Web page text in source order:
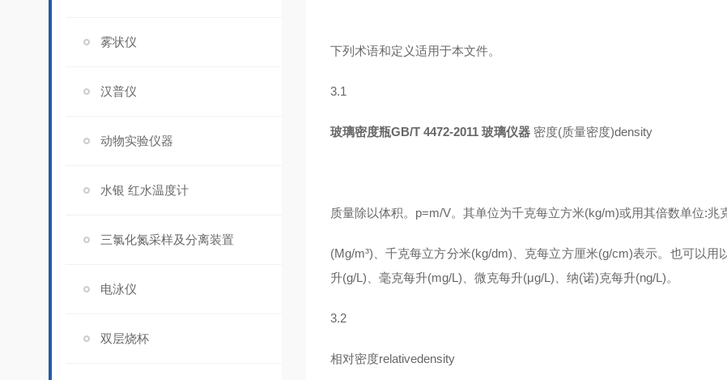
雾状仪
汉普仪
动物实验仪器
水银 红水温度计
三氯化氮采样及分离装置
电泳仪
双层烧杯
下列术语和定义适用于本文件。
3.1
玻璃密度瓶GB/T 4472-2011 玻璃仪器密度(质量密度)density
质量除以体积。p=m/V。其单位为千克每立方米(kg/m)或用其倍数单位:兆
(Mg/m³)、千克每立方分米(kg/dm)、克每立方厘米(g/cm)表示。也可以
升(g/L)、毫克每升(mg/L)、微克每升(μg/L)、纳(诺)克每升(ng/L)。
3.2
相对密度relativedensity